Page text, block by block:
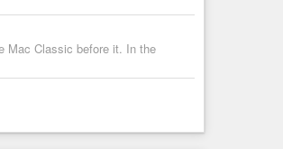
Mac Classic before it. In the